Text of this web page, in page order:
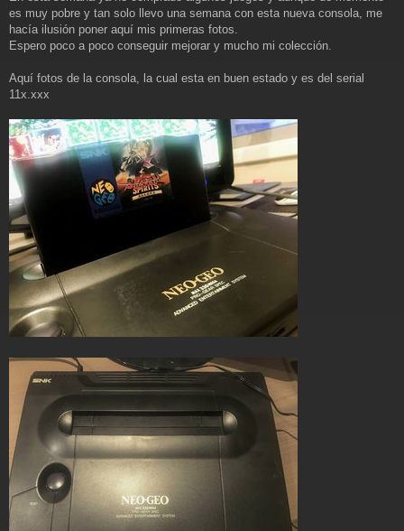
es muy pobre y tan solo llevo una semana con esta nueva consola, me
hacía ilusión poner aquí mis primeras fotos.
Espero poco a poco conseguir mejorar y mucho mi colección.
Aquí fotos de la consola, la cual esta en buen estado y es del serial
11x.xxx